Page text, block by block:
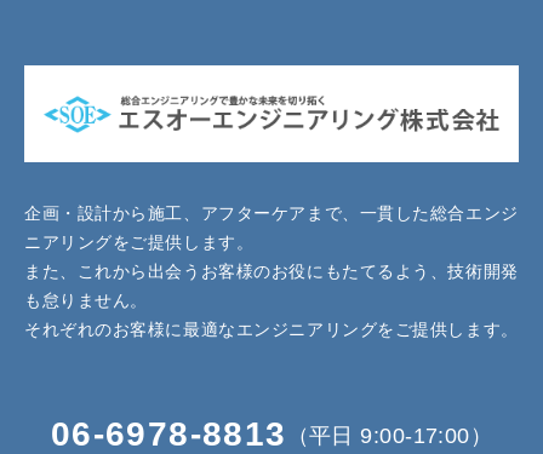
企画・設計から施工、アフターケアまで、一貫した総合エンジ
ニアリングをご提供します。
また、これから出会うお客様のお役にもたてるよう、技術開発
も怠りません。
それぞれのお客様に最適なエンジニアリングをご提供します。
06-6978-8813 （平日 9:00-17:00）